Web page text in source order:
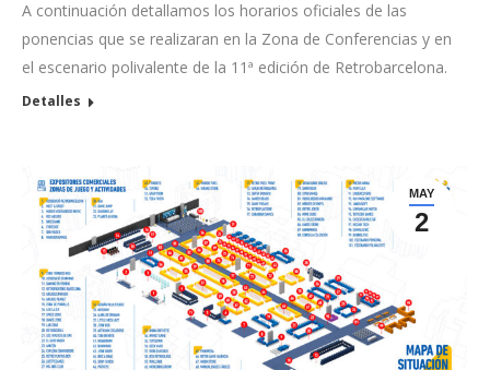
A continuación detallamos los horarios oficiales de las
ponencias que se realizaran en la Zona de Conferencias y en
el escenario polivalente de la 11ª edición de Retrobarcelona.
Detalles
MAY
2